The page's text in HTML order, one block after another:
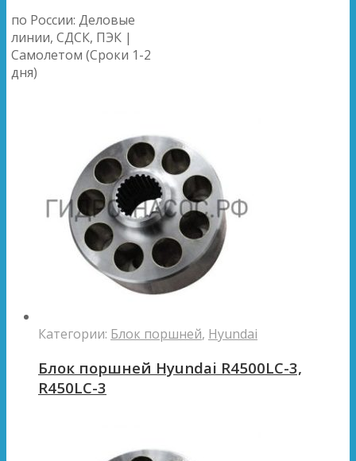
по России: Деловые
линии, СДСК, ПЭК |
Самолетом (Сроки 1-2
дня)
Категории: Блок поршней, Hyundai
Блок поршней Hyundai R4500LC-3,
R450LC-3